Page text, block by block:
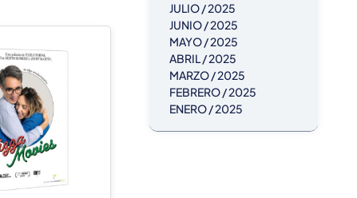
JULIO / 2025
JUNIO / 2025
MAYO / 2025
ABRIL / 2025
MARZO / 2025
FEBRERO / 2025
ENERO / 2025